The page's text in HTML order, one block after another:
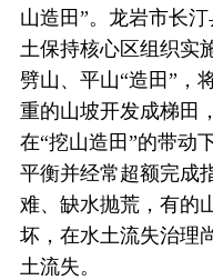
山造田”。龙岩市长
土保持核心区组织实
劈山、平山“造田”，
重的山坡开发成梯田
在“挖山造田”的带动
平衡并经常超额完成
难、缺水抛荒，有的
坏，在水土流失治理
土流失。